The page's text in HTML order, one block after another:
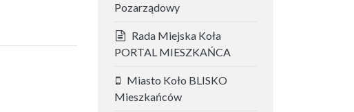
Pozarządowy
Rada Miejska Koła
PORTAL MIESZKAŃCA
Miasto Koło BLISKO
Mieszkańców